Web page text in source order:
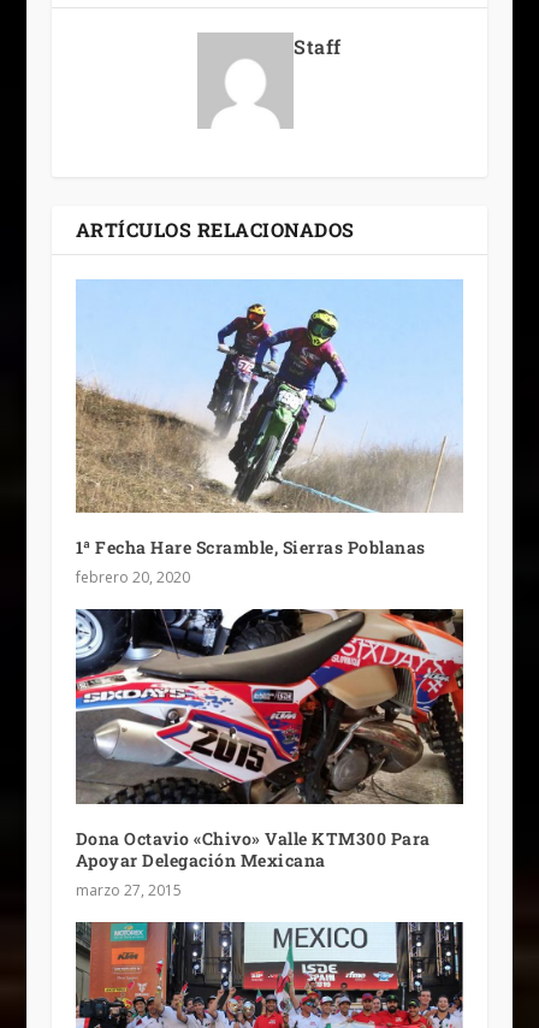
Staff
ARTÍCULOS RELACIONADOS
1ª Fecha Hare Scramble, Sierras Poblanas
febrero 20, 2020
Dona Octavio «Chivo» Valle KTM300 Para
Apoyar Delegación Mexicana
marzo 27, 2015